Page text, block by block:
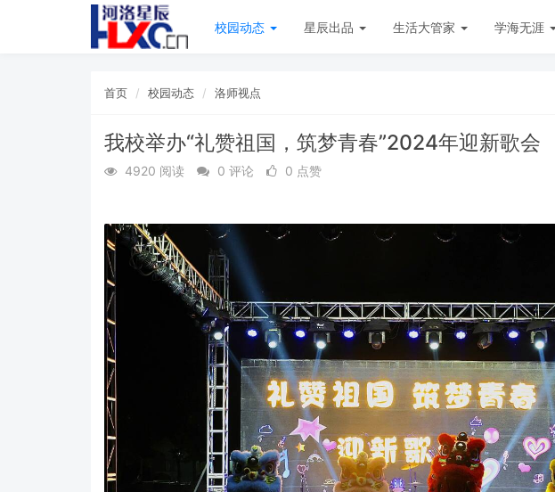
校园动态 星辰出品 生活大管家 学海无涯
首页 校园动态 洛师视点
我校举办“礼赞祖国，筑梦青春”2024年迎新歌会
4920 阅读 0 评论 0 点赞